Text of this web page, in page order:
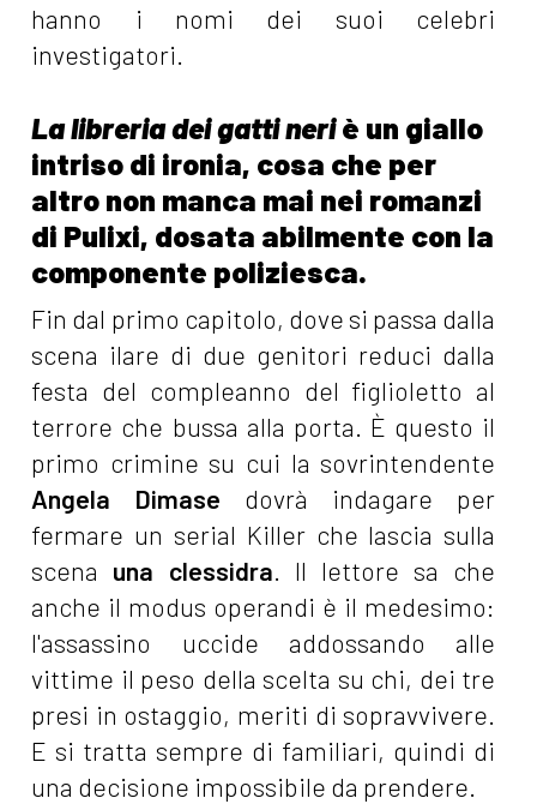
hanno i nomi dei suoi celebri
investigatori.
La libreria dei gatti neriè un giallo
intriso di ironia, cosa che per
altro non manca mai nei romanzi
di Pulixi, dosata abilmente con la
componente poliziesca.
Fin dal primo capitolo, dove si passa dalla
scena ilare di due genitori reduci dalla
festa del compleanno del figlioletto al
terrore che bussa alla porta. È questo il
primo crimine su cui la sovrintendente
Angela Dimase dovrà indagare per
fermare un serial Killer che lascia sulla
scena una clessidra . Il lettore sa che
anche il modus operandi è il medesimo:
l'assassino uccide addossando alle
vittime il peso della scelta su chi, dei tre
presi in ostaggio, meriti di sopravvivere.
E si tratta sempre di familiari, quindi di
una decisione impossibile da prendere.